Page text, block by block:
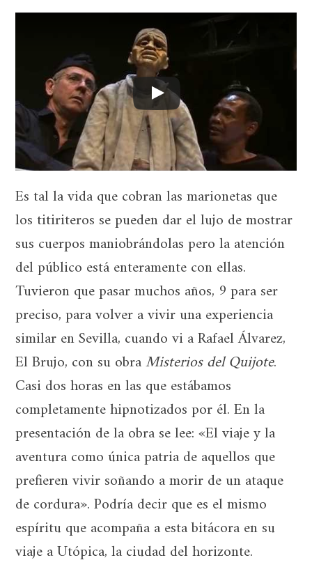
Es tal la vida que cobran las marionetas que
los titiriteros se pueden dar el lujo de mostrar
sus cuerpos maniobrándolas pero la atención
del público está enteramente con ellas.
Tuvieron que pasar muchos años, 9 para ser
preciso, para volver a vivir una experiencia
similar en Sevilla, cuando vi a Rafael Álvarez,
El Brujo, con su obraMisterios del Quijote.
Casi dos horas en las que estábamos
completamente hipnotizados por él. En la
presentación de la obra se lee: «El viaje y la
aventura como única patria de aquellos que
prefieren vivir soñando a morir de un ataque
de cordura». Podría decir que es el mismo
espíritu que acompaña a esta bitácora en su
viaje a Utópica, la ciudad del horizonte.